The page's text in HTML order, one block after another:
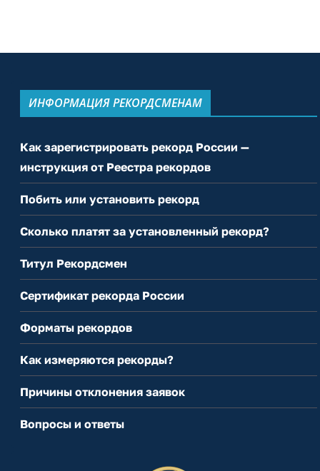
ИНФОРМАЦИЯ РЕКОРДСМЕНАМ
Как зарегистрировать рекорд России —
инструкция от Реестра рекордов
Побить или установить рекорд
Сколько платят за установленный рекорд?
Титул Рекордсмен
Сертификат рекорда России
Форматы рекордов
Как измеряются рекорды?
Причины отклонения заявок
Вопросы и ответы